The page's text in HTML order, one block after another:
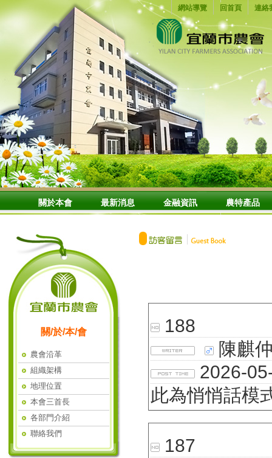
網站導覽 回首頁 連絡
關於本會 最新消息 金融資訊 農特產品
關/於/本/會
農會沿革
組織架構
地理位置
本會三首長
各部門介紹
聯絡我們
188
陳麒
2026-
此為悄悄話模
187